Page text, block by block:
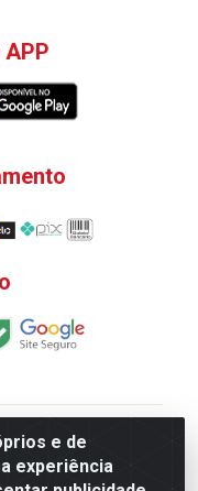
e de
experiência
132 - Praça da
135 - CNPJ
25